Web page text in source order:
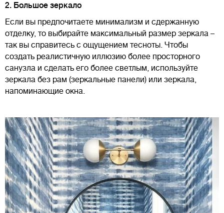
2. Большое зеркало
Если вы предпочитаете минимализм и сдержанную
отделку, то выбирайте максимальный размер зеркала –
так вы справитесь с ощущением тесноты. Чтобы
создать реалистичную иллюзию более просторного
санузла и сделать его более светлым, используйте
зеркала без рам (зеркальные панели) или зеркала,
напоминающие окна.